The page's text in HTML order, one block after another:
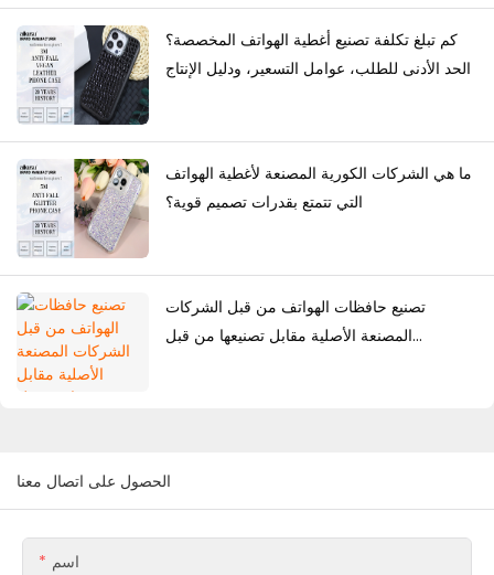
كم تبلغ تكلفة تصنيع أغطية الهواتف المخصصة؟
الحد الأدنى للطلب، عوامل التسعير، ودليل الإنتاج
ما هي الشركات الكورية المصنعة لأغطية الهواتف
التي تتمتع بقدرات تصميم قوية؟
تصنيع حافظات الهواتف من قبل الشركات
المصنعة الأصلية مقابل تصنيعها من قبل
الحصول على اتصال معنا
اسم